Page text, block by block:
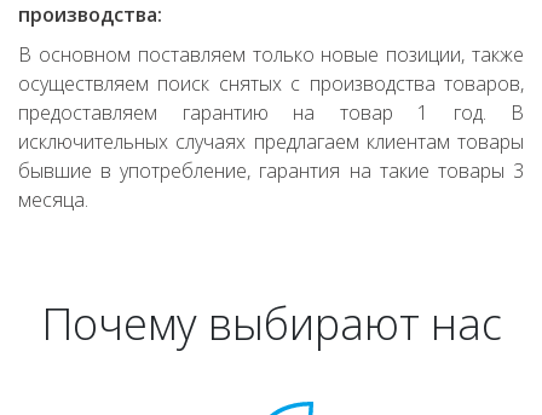
производства:
В основном поставляем только новые позиции, также
осуществляем поиск снятых с производства товаров,
предоставляем гарантию на товар 1 год. В
исключительных случаях предлагаем клиентам товары
бывшие в употребление, гарантия на такие товары 3
месяца.
Почему выбирают нас